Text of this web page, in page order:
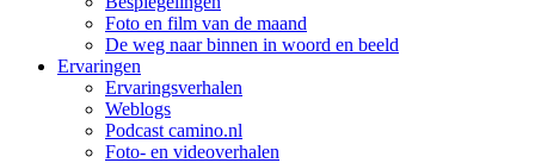
Foto en film van de maand
De weg naar binnen in woord en beeld
Ervaringen
Ervaringsverhalen
Weblogs
Podcast camino.nl
Foto- en videoverhalen